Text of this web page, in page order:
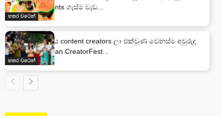
හතර වටෙන්
Maliban Presents ගැස්ම වැඩ...
හතර වටෙන්
ලංකාවේ ජනප්‍රිය content creators ලා එක්වුණ වෙනස්ම අවුරුදු
අත්දැකීම Maliban CreatorFest...